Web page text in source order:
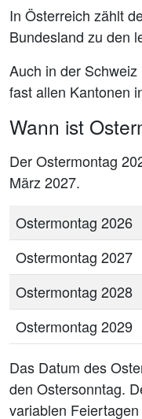
In Österreich zählt
Bundesland zu den
Auch in der
fast allen Kantonen
Wann ist
Der Ostermontag
März 2027.
Ostermontag 2026
Ostermontag 2027
Ostermontag 2028
Ostermontag 2029
Das Datum des
den Ostersonntag.
variablen